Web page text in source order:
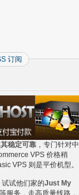
订阅
稳定可靠 ，专门针对中
VPS 价格稍
VPS 则是平价机型。
试他们家的Just My
服务，走高质量线路，